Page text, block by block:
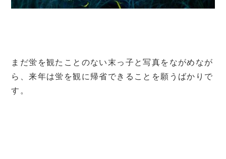
まだ蛍を観たことのない末っ子と写真をながめなが
ら、来年は蛍を観に帰省できることを願うばかりで
す。